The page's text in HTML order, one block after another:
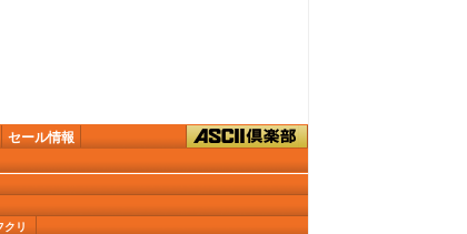
セール情報
クリ